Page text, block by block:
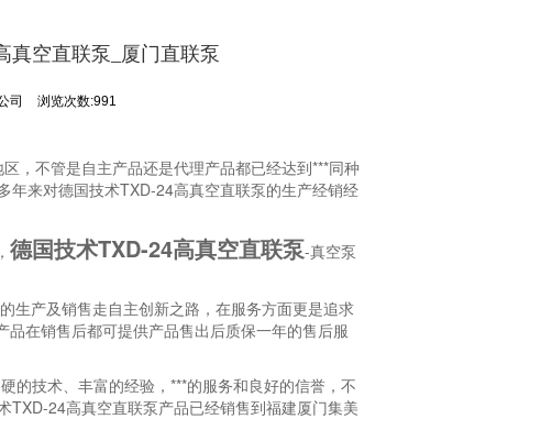
真空直联泵_厦门直联泵
司 浏览次数:991
，不管是自主产品还是代理产品都已经达到***同种
年来对德国技术TXD-24高真空直联泵的生产经销经
德国技术TXD-24高真空直联泵-真空泵
生产及销售走自主创新之路，在服务方面更是追求
在销售后都可提供产品售出后质保一年的售后服
的技术、丰富的经验，***的服务和良好的信誉，不
TXD-24高真空直联泵产品已经销售到福建厦门集美